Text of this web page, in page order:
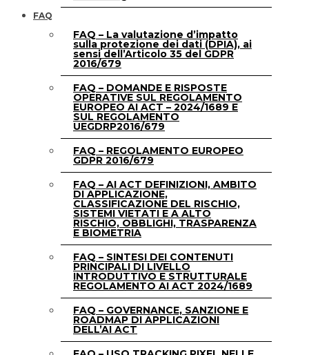
FAQ
FAQ – La valutazione d’impatto
sulla protezione dei dati (DPIA), ai
sensi dell’Articolo 35 del GDPR
2016/679
FAQ – DOMANDE E RISPOSTE
OPERATIVE SUL REGOLAMENTO
EUROPEO AI ACT – 2024/1689 E
SUL REGOLAMENTO
UEGDRP2016/679
FAQ – REGOLAMENTO EUROPEO
GDPR 2016/679
FAQ – AI ACT DEFINIZIONI, AMBITO
DI APPLICAZIONE,
CLASSIFICAZIONE DEL RISCHIO,
SISTEMI VIETATI E A ALTO
RISCHIO, OBBLIGHI, TRASPARENZA
E BIOMETRIA
FAQ – SINTESI DEI CONTENUTI
PRINCIPALI DI LIVELLO
INTRODUTTIVO E STRUTTURALE
REGOLAMENTO AI ACT 2024/1689
FAQ – GOVERNANCE, SANZIONE E
ROADMAP DI APPLICAZIONI
DELL’AI ACT